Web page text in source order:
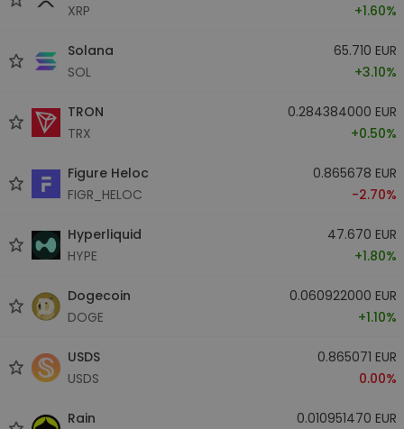
XRP
+1.60%
Solana
SOL
65.710 EUR
+3.10%
TRON
TRX
0.284384000 EUR
+0.50%
Figure Heloc
FIGR_HELOC
0.865678 EUR
-2.70%
Hyperliquid
HYPE
47.670 EUR
+1.80%
Dogecoin
DOGE
0.060922000 EUR
+1.10%
USDS
USDS
0.865071 EUR
0.00%
Rain
0.010951470 EUR